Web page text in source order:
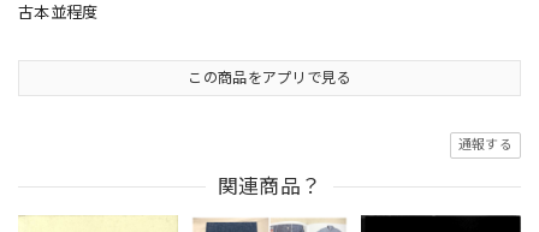
古本並程度
この商品をアプリで見る
通報する
関連商品？